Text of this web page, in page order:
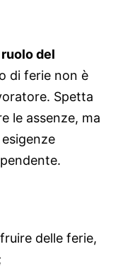
del
di ferie non è
Spetta
le assenze, ma
delle ferie,